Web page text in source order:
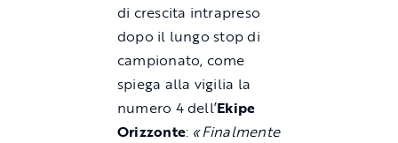
di crescita intrapreso
dopo il lungo stop di
campionato, come
spiega alla vigilia la
numero 4 dell’Ekipe
Orizzonte: «Finalmente